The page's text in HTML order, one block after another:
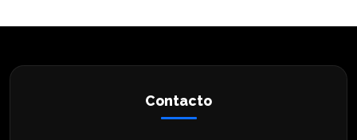
Contacto